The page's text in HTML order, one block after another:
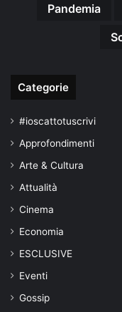
Pandemia
Categorie
#ioscattotuscrivi
Approfondimenti
Arte & Cultura
Attualità
Cinema
Economia
ESCLUSIVE
Eventi
Gossip